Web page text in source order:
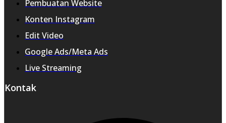
Pembuatan Website
Konten Instagram
Edit Video
Google Ads/Meta Ads
Live Streaming
Kontak